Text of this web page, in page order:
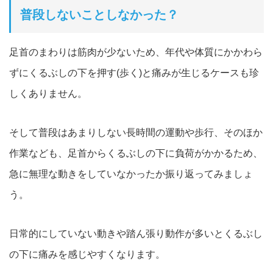
普段しないことしなかった？
足首のまわりは筋肉が少ないため、年代や体質にかかわら
ずにくるぶしの下を押す(歩く)と痛みが生じるケースも珍
しくありません。
そして普段はあまりしない長時間の運動や歩行、そのほか
作業なども、足首からくるぶしの下に負荷がかかるため、
急に無理な動きをしていなかったか振り 返ってみましょ
う。
日常的にしていない動きや踏ん張り動作が多いとくるぶし
の下に痛みを感じやすくなります。